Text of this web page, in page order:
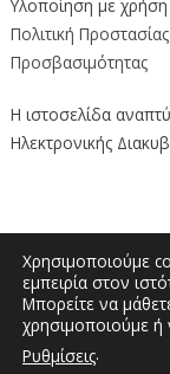
Υλοποίηση με
Πολιτική
Προσβασιμότητας
Η ιστοσελίδα
Ηλεκτρονικής
Τηλέφωνο:
Χρησιμοποιούμε
εμπειρία στον
Μπορείτε να
χρησιμοποιούμε ή
Ρυθμίσεις.